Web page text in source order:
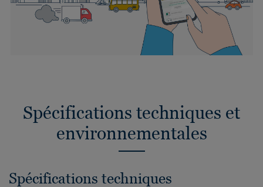
Spécifications techniques et
environnementales
Spécifications techniques